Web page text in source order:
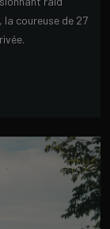
coureuse de 27